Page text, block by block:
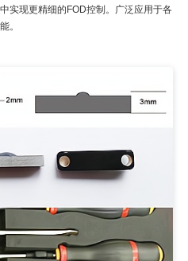
实现更精细的FOD控制。广泛应用于各
。